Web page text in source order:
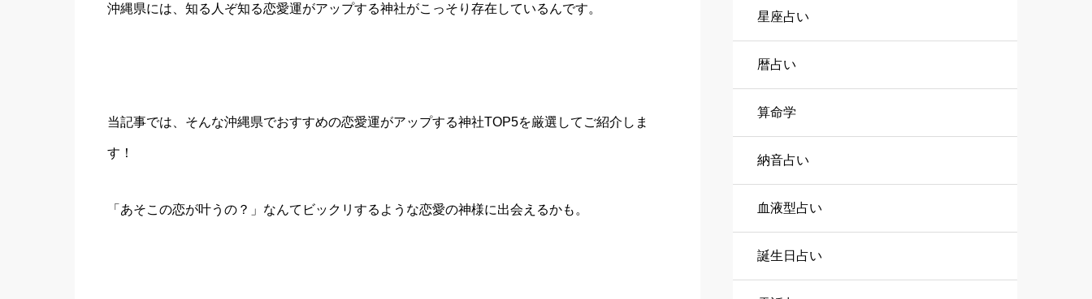
沖縄県には、知る人ぞ知る恋愛運がアップする神社がこっそり存在しているんです。
当記事では、そんな沖縄県でおすすめの恋愛運がアップする神社TOP5を厳選してご紹介しま
す！
「あそこの恋が叶うの？」なんてビックリするような恋愛の神様に出会えるかも。
星座占い
暦占い
算命学
納音占い
血液型占い
誕生日占い